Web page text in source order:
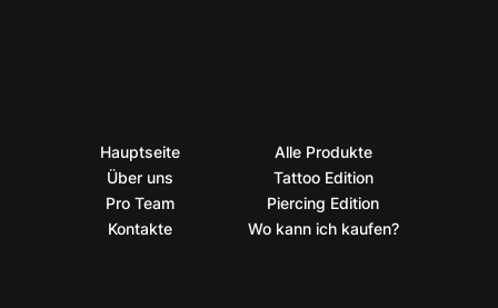
Hauptseite
Über uns
Pro Team
Kontakte
Alle Produkte
Tattoo Edition
Piercing Edition
Wo kann ich kaufen?